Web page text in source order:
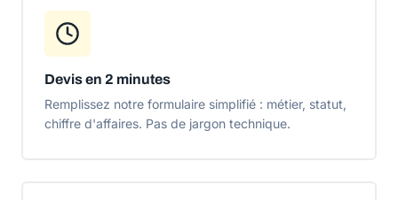
Devis en 2 minutes
Remplissez notre formulaire simplifié : métier, statut,
chiffre d'affaires. Pas de jargon technique.